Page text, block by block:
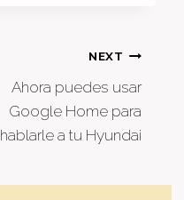
NEXT
Ahora puedes usar
Google Home para
hablarle a tu Hyundai